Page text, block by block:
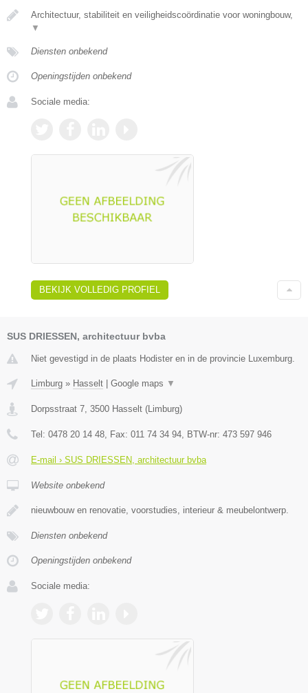
Architectuur, stabiliteit en veiligheidscoördinatie voor woningbouw,
▼
Diensten onbekend
Openingstijden onbekend
Sociale media:
BEKIJK VOLLEDIG PROFIEL
SUS DRIESSEN, architectuur bvba
Niet gevestigd in de plaats Hodister en in de provincie Luxemburg.
Limburg » Hasselt | Google maps ▼
Dorpsstraat 7 3500 Hasselt (Limburg)
Tel: 0478 20 14 48 , Fax: 011 74 34 94 , BTW-nr: 473 597 946
E-mail › SUS DRIESSEN, architectuur bvba
Website onbekend
nieuwbouw en renovatie, voorstudies, interieur & meubelontwerp.
Diensten onbekend
Openingstijden onbekend
Sociale media: